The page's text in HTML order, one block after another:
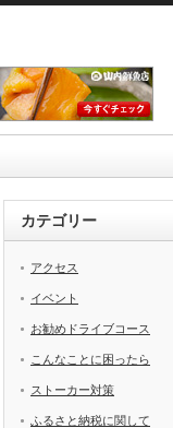
カテゴリー
アクセス
イベント
お勧めドライブコース
こんなことに困ったら
ストーカー対策
ふるさと納税に関して